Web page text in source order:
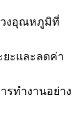
วงอุณหภูมิที่
ยะและลดค่า
รทำงานอย่าง